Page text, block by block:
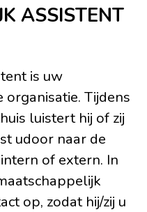
ASSISTENT
is uw
Tijdens
luistert hij of zij
udoor naar de
of extern. In
op, zodat hij/zij u